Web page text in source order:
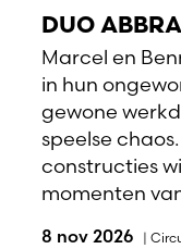
DUO
Marcel en
in hun
gewone
speelse
constructies
momenten
8 nov 2026 |